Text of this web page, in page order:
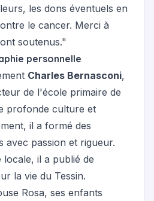
les dons éventuels en
le cancer. Merci à
soutenus."
personnelle
Charles Bernasconi,
de l'école primaire de
profonde culture et
il a formé des
avec passion et rigueur.
locale, il a publié de
la vie du Tessin.
Rosa, ses enfants